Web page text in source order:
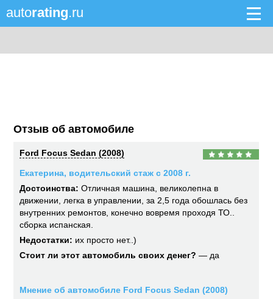
autorating.ru
Отзыв об автомобиле
Ford Focus Sedan (2008)
Екатерина, водительский стаж с 2008 г.
Достоинства: Отличная машина, великолепна в
движении, легка в управлении, за 2,5 года обошлась без
внутренних ремонтов, конечно вовремя проходя ТО..
сборка испанская.
Недостатки: их просто нет..)
Стоит ли этот автомобиль своих денег? — да
Мнение об автомобиле Ford Focus Sedan (2008)